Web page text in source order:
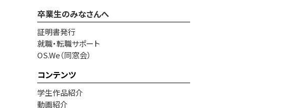
卒業生のみなさんへ
証明書発行
就職・転職サポート
OS.We（同窓会）
コンテンツ
学生作品紹介
動画紹介